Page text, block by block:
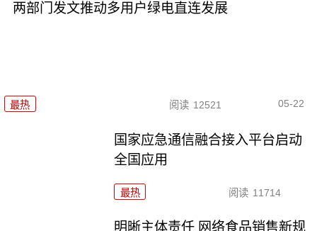
两部门发文推动多用户绿电直连发展
最热 阅读 12521 05-22
国家应急通信融合接入平台启动
全国应用
最热 阅读 11714
明晰主体责任 网络食品销售新规